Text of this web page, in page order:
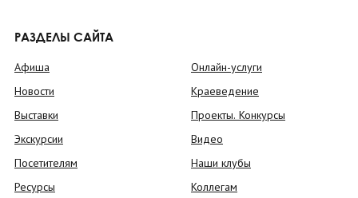
РАЗДЕЛЫ САЙТА
Афиша
Новости
Выставки
Экскурсии
Посетителям
Ресурсы
Онлайн-услуги
Краеведение
Проекты. Конкурсы
Видео
Наши клубы
Коллегам